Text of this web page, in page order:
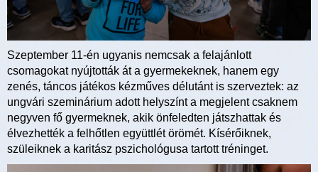
Szeptember 11-én ugyanis nemcsak a felajánlott
csomagokat nyújtották át a gyermekeknek, hanem egy
zenés, táncos játékos kézműves délutánt is szerveztek: az
ungvári szeminárium adott helyszínt a megjelent csaknem
negyven fő gyermeknek, akik önfeledten játszhattak és
élvezhették a felhőtlen együttlét örömét. Kísérőiknek,
szüleiknek a karitász pszichológusa tartott tréninget.